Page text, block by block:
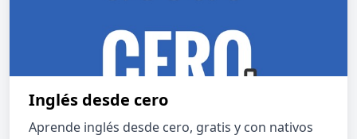
Inglés desde cero
Aprende inglés desde cero, gratis y con nativos